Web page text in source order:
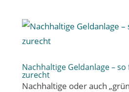
Nachhaltige Geldanlage – so
zurecht
Nachhaltige oder auch